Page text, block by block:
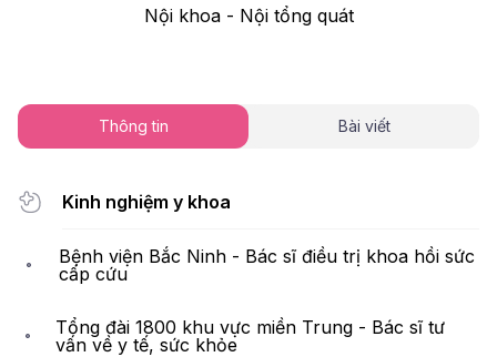
Nội khoa - Nội tổng quát
Thông tin Bài viết
Kinh nghiệm y khoa
Bệnh viện Bắc Ninh - Bác sĩ điều trị khoa hồi sức
cấp cứu
Tổng đài 1800 khu vực miền Trung - Bác sĩ tư
vấn về y tế, sức khỏe